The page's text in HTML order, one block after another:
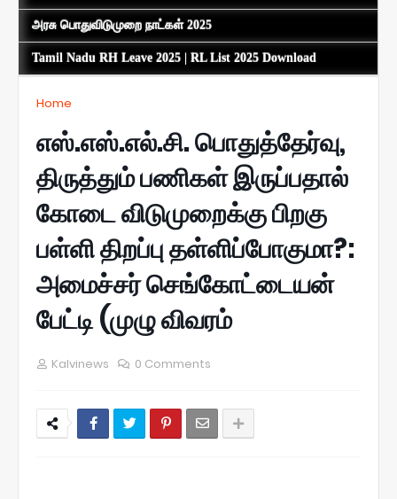
அரசு பொதுவிடுமுறை நாட்கள் 2025
Tamil Nadu RH Leave 2025 | RL List 2025 Download
Home
எஸ்.எஸ்.எல்.சி. பொதுத்தேர்வு,
திருத்தும் பணிகள் இருப்பதால்
கோடை விடுமுறைக்கு பிறகு
பள்ளி திறப்பு தள்ளிப்போகுமா?:
அமைச்சர் செங்கோட்டையன்
பேட்டி (முழு விவரம்
Kalvinews 0 Comments